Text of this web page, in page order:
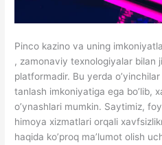
Pinco kazino va uning
, zamonaviy texnologiyalar bilan
platformadir. Bu yerda o’yinchilar
tanlash imkoniyatiga ega bo’lib,
o’ynashlari mumkin. Saytimiz,
himoya xizmatlari orqali
haqida ko’proq ma’lumot olish